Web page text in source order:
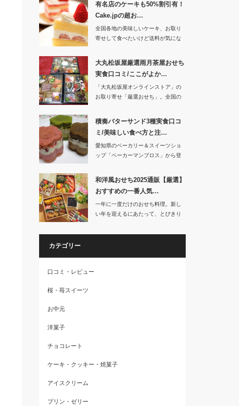
有名店のケーキも50%割引有！
Cake.jpの超お…
全国各地の美味しいケーキ、お取り
寄せして食べたいけど送料が気にな
大丸松坂屋厳選雨月茶屋おせち
実食口コミ/ここがよか…
「大丸松坂屋オンラインストア」の
お取り寄せ「厳選おせち」。全国の
積奏バターサンド3種実食口コ
ミ/美味しい食べ方と注…
愛知県のベーカリー＆スイーツショ
ップ「ベーカーマンブロス」から登
和洋風おせち2025通販【厳選】
おすすめの一番人気…
一年に一度だけのおせち料理。新し
い年を迎えるにあたって、とびきり
カテゴリー
口コミ・レビュー
桜・苺スイーツ
お中元
洋菓子
チョコレート
ケーキ・クッキー・焼菓子
アイスクリーム
プリン・ゼリー